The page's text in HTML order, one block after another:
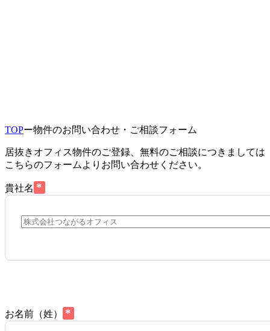
TOPー物件のお問い合わせ・ご相談フォーム
居抜きオフィス物件のご登録、無料のご相談につきましては
こちらのフォームよりお問い合わせください。
貴社名 *
お名前（姓） *